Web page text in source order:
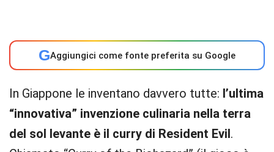
GAggiungici come fonte preferita su Google
In Giappone le inventano davvero tutte: l’ultima
“innovativa” invenzione culinaria nella terra
del sol levante è il curry di Resident Evil.